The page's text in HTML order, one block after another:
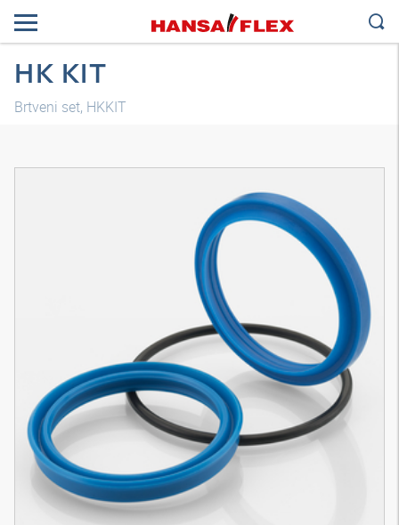
HK KIT
Brtveni set, HKKIT